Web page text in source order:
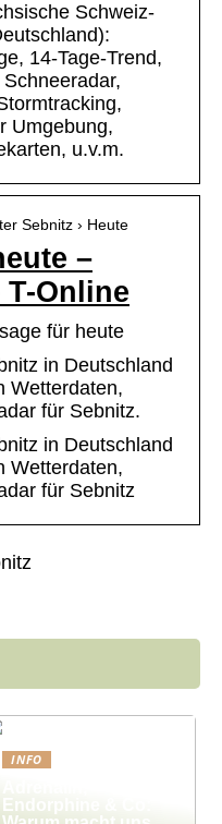
Schweiz-
14-Tage-Trend,
Umgebung,
u.v.m.
Sebnitz › Heute
–
Online
für heute
in Deutschland
Wetterdaten,
für Sebnitz.
in Deutschland
Wetterdaten,
für Sebnitz
INFO
Endorphine & Co: